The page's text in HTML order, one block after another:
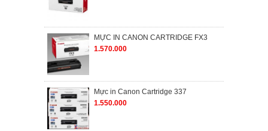
MỰC IN CANON CARTRIDGE FX3
1.570.000
Mực in Canon Cartridge 337
1.550.000